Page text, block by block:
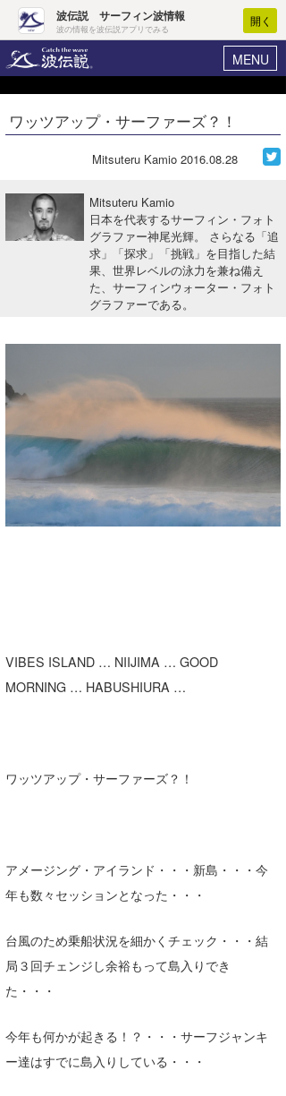
波伝説 サーフィン波情報
波の情報を波伝説アプリでみる
開く
MENU
ヘルプ マイホーム
ログイン
波情報･概況
WAVE HUNTER 波予想ツール
サーフィンエリアガイド
会員メニュー
ワッツアップ・サーファーズ？！
Mitsuteru Kamio 2016.08.28
Mitsuteru Kamio
日本を代表するサーフィン・フォト
グラファー神尾光輝。 さらなる「追
求」「探求」「挑戦」を目指した結
果、世界レベルの泳力を兼ね備え
た、サーフィンウォーター・フォト
グラファーである。
VIBES ISLAND … NIIJIMA … GOOD
MORNING … HABUSHIURA …
ワッツアップ・サーファーズ？！
アメージング・アイランド・・・新島・・・今
年も数々セッションとなった・・・
台風のため乗船状況を細かくチェック・・・結
局３回チェンジし余裕もって島入りでき
た・・・
今年も何かが起きる！？・・・サーフジャンキ
ー達はすでに島入りしている・・・
Core Surf Japan
コンテスト
ファッション/グッズ
アート＆エンタメ
ショップ情報
ショップ情報
千葉北
伊豆
千葉南
ウラナミ
その他
ルール＆How to
VOTE!
ライター/寄稿メディア
mitsuteru Kamio
Yasunari Inoue
Yoshiyuki Obata
DELTA FORCE SURF
SURFMEDIA
Colors MAGAZINE
WAVAL
波伝説アンバサダー/プロライダー
福島寿実子
中浦“JET”章
進士剛光
波伝説スタッフ
☆加藤
Aichan
波伝説